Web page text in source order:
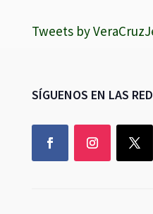
Tweets by
SÍGUENOS EN LAS